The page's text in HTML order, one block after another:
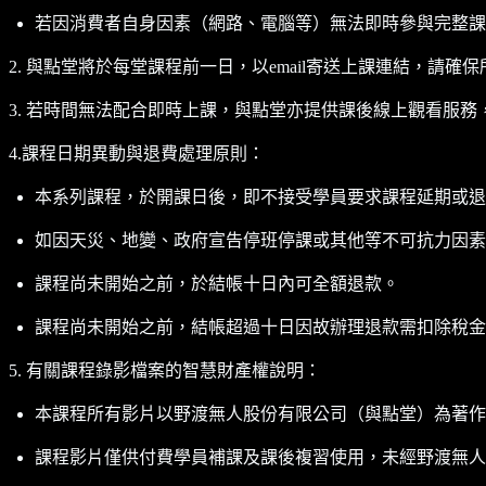
若因消費者自身因素（網路、電腦等）無法即時參與完整
2. 與點堂將於每堂課程前一日，以email寄送上課連結，請確
3. 若時間無法配合即時上課，與點堂亦提供課後線上觀看服
4.課程日期異動與退費處理原則：
本系列課程，於開課日後，即不接受學員要求課程延期或
如因天災、地變、政府宣告停班停課或其他等不可抗力因
課程尚未開始之前，於結帳十日內可全額退款。
課程尚未開始之前，結帳超過十日因故辦理退款需扣除稅
5. 有關課程錄影檔案的智慧財產權說明：
本課程所有影片以野渡無人股份有限公司（與點堂）為著
課程影片僅供付費學員補課及課後複習使用，未經野渡無